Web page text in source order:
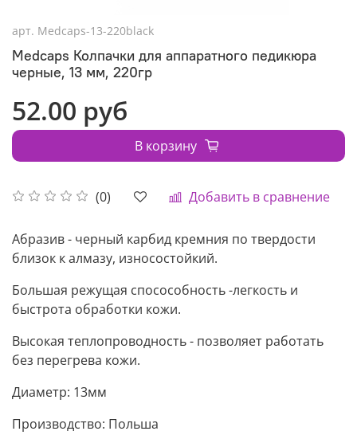
арт. Medcaps-13-220black
Medcaps Колпачки для аппаратного педикюра
черные, 13 мм, 220гр
(0) Добавить в сравнение
52.00 руб
В корзину
Абразив - черный карбид кремния по твердости
близок к алмазу, износостойкий.
Большая режущая спосособность -легкость и
быстрота обработки кожи.
Высокая теплопроводность - позволяет работать
без перегрева кожи.
Диаметр: 13мм
Производство: Польша